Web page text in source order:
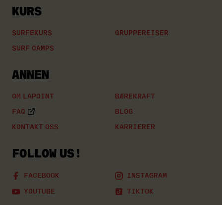
KURS
SURFEKURS GRUPPEREISER
SURF CAMPS
ANNEN
OM LAPOINT BÆREKRAFT
FAQ BLOG
KONTAKT OSS KARRIERER
FOLLOW US!
FACEBOOK INSTAGRAM
YOUTUBE TIKTOK